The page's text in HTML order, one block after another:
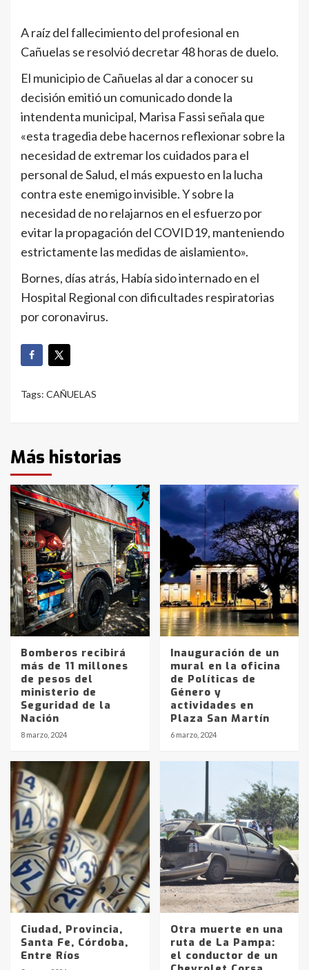
A raíz del fallecimiento del profesional en
Cañuelas se resolvió decretar 48 horas de duelo.
El municipio de Cañuelas al dar a conocer su
decisión emitió un comunicado donde la
intendenta municipal, Marisa Fassi señala que
«esta tragedia debe hacernos reflexionar sobre la
necesidad de extremar los cuidados para el
personal de Salud, el más expuesto en la lucha
contra este enemigo invisible. Y sobre la
necesidad de no relajarnos en el esfuerzo por
evitar la propagación del COVID19, manteniendo
estrictamente las medidas de aislamiento».
Bornes, días atrás, Había sido internado en el
Hospital Regional con dificultades respiratorias
por coronavirus.
Tags: CAÑUELAS
Más historias
Bomberos recibirá
más de 11 millones
de pesos del
ministerio de
Seguridad de la
Nación
8 marzo, 2024
Inauguración de un
mural en la oficina
de Políticas de
Género y
actividades en
Plaza San Martín
6 marzo, 2024
Ciudad, Provincia,
Santa Fe, Córdoba,
Entre Ríos
Otra muerte en una
ruta de La Pampa:
el conductor de un